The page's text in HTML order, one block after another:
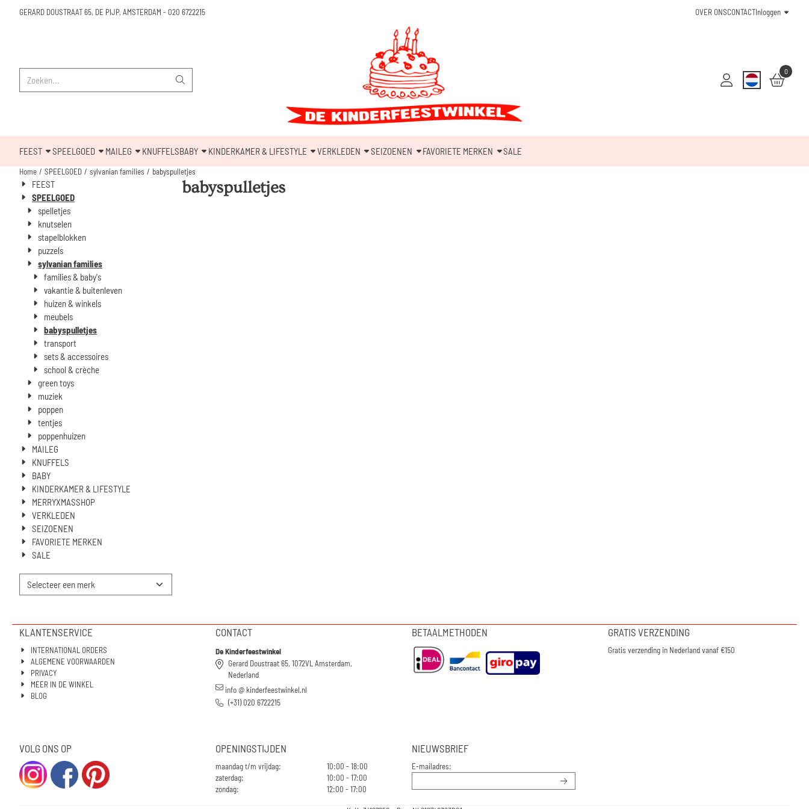
GERARD DOUSTRAAT 65, DE PIJP, AMSTERDAM - 020 6722215 OVER ONSCONTACTInloggen
0
FEEST SPEELGOED MAILEG KNUFFELSBABY KINDERKAMER & LIFESTYLE VERKLEDEN SEIZOENEN FAVORIETE MERKEN SALE
Home / SPEELGOED / sylvanian families / babyspulletjes
FEEST
SPEELGOED
spelletjes
knutselen
stapelblokken
puzzels
sylvanian families
families & baby's
vakantie & buitenleven
huizen & winkels
meubels
babyspulletjes
transport
sets & accessoires
school & crèche
green toys
muziek
poppen
tentjes
poppenhuizen
MAILEG
KNUFFELS
BABY
KINDERKAMER & LIFESTYLE
MERRYXMASSHOP
VERKLEDEN
SEIZOENEN
FAVORIETE MERKEN
SALE
babyspulletjes
KLANTENSERVICE
INTERNATIONAL ORDERS
ALGEMENE VOORWAARDEN
PRIVACY
MEER IN DE WINKEL
BLOG
CONTACT
De Kinderfeestwinkel
Gerard Doustraat 65, 1072VL Amsterdam,
Nederland
info @ kinderfeestwinkel.nl
(+31) 020 6722215
BETAALMETHODEN GRATIS VERZENDING
Gratis verzending in Nederland vanaf €150
VOLG ONS OP OPENINGSTIJDEN
maandag t/m vrijdag:
10:00 - 18:00
zaterdag:
10:00 - 17:00
zondag:
12:00 - 17:00
NIEUWSBRIEF
E-mailadres: